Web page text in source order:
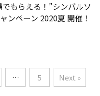
でもらえる！”シンバルソ
ンペーン 2020夏 開催！
… 5 Next »